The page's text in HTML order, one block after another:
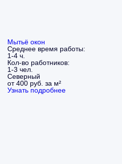
Мытьё окон
Среднее время работы:
1-4 ч.
Кол-во работников:
1-3 чел.
Северный
от 400 руб. за м²
Узнать подробнее